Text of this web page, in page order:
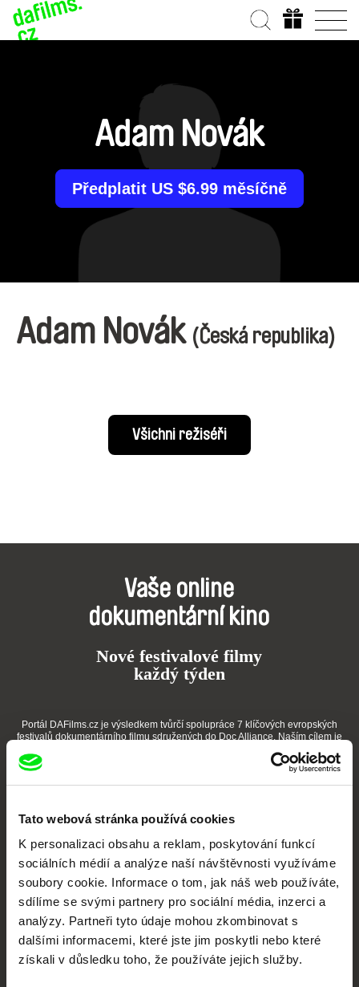
Tato webová stránka používá cookies
K personalizaci obsahu a reklam, poskytování funkcí
sociálních médií a analýze naší návštěvnosti využíváme
soubory cookie. Informace o tom, jak náš web používáte,
sdílíme se svými partnery pro sociální média, inzerci a
analýzy. Partneři tyto údaje mohou zkombinovat s
dalšími informacemi, které jste jim poskytli nebo které
získali v důsledku toho, že používáte jejich služby.
Adam Novák
Předplatit US $6.99 měsíčně
Adam Novák (Česká republika)
Všichni režiséři
Vaše online
dokumentární kino
Nové festivalové filmy
každý týden
Portál DAFilms.cz je výsledkem tvůrčí spolupráce 7 klíčových evropských
festivalů dokumentárního filmu sdružených do Doc Alliance. Naším cílem je
Členové Doc Alliance
CPH:DOX Doclisboa
Millennium Docs
Against Gravity
DOK Leipzig